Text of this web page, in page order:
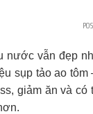
vẫn đẹp
sụp tảo ao
giảm ăn và